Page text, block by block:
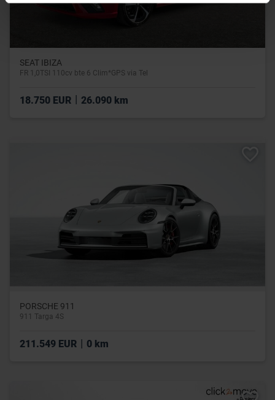
SEAT IBIZA
FR 1,0TSI 110cv bte 6 Clim*GPS via Tel
18.750 EUR | 26.090 km
PORSCHE 911
911 Targa 4S
211.549 EUR | 0 km